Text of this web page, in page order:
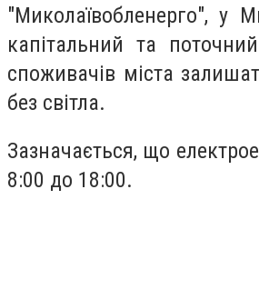
"Миколаївобленерго", у
капітальний та
споживачів міста
без світла.
Зазначається, що
8:00 до 18:00.